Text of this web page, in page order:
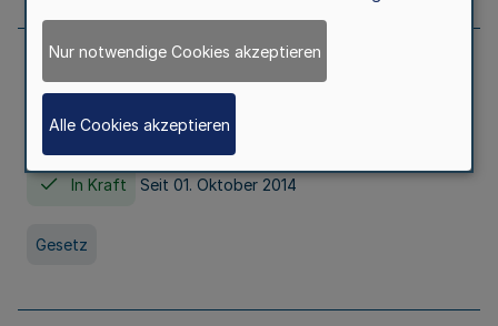
Gesetz über die Hochschulen des Landes
Nordrhein-Westfalen (Hochschulgesetz -
HG)
In Kraft Seit 01. Oktober 2014
Gesetz
Nur notwendige Cookies akzeptieren
Alle Cookies akzeptieren